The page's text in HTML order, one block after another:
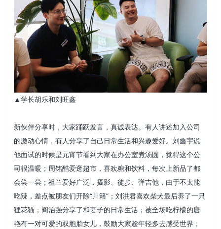
▲学长胡乐和刘旺鑫
新伙伴分享时，大家踊跃发言，真诚表达。有人讲述加入公司
的激动心情，有人分享了自己日常生活和兴趣爱好。刘鑫宇说
他面试的时候是元宵节看到大家在办公室煮汤圆，觉得这个公
司很温暖；周铭酷爱逛超市，喜欢糖和饮料，每次上新品了都
会尝一尝；祖兰爱好广泛，摄影、徒步、弹吉他，由于不太能
吃辣，差点被朋友们开除“川籍”；刘洪君喜欢柴犬最后养了一只
狸花猫；阎治强分享了和妻子的日常生活；被全场吃柠檬的唐
艳有一对可爱的双胞胎女儿，鼓励大家趁年轻多去感受世界；